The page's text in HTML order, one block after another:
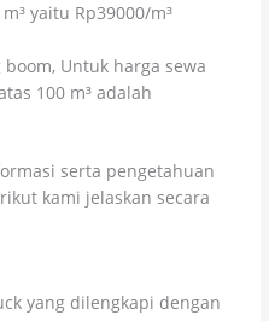
yaitu Rp39000/m³
Untuk harga sewa
100 m³ adalah
serta pengetahuan
kami jelaskan secara
yang dilengkapi dengan